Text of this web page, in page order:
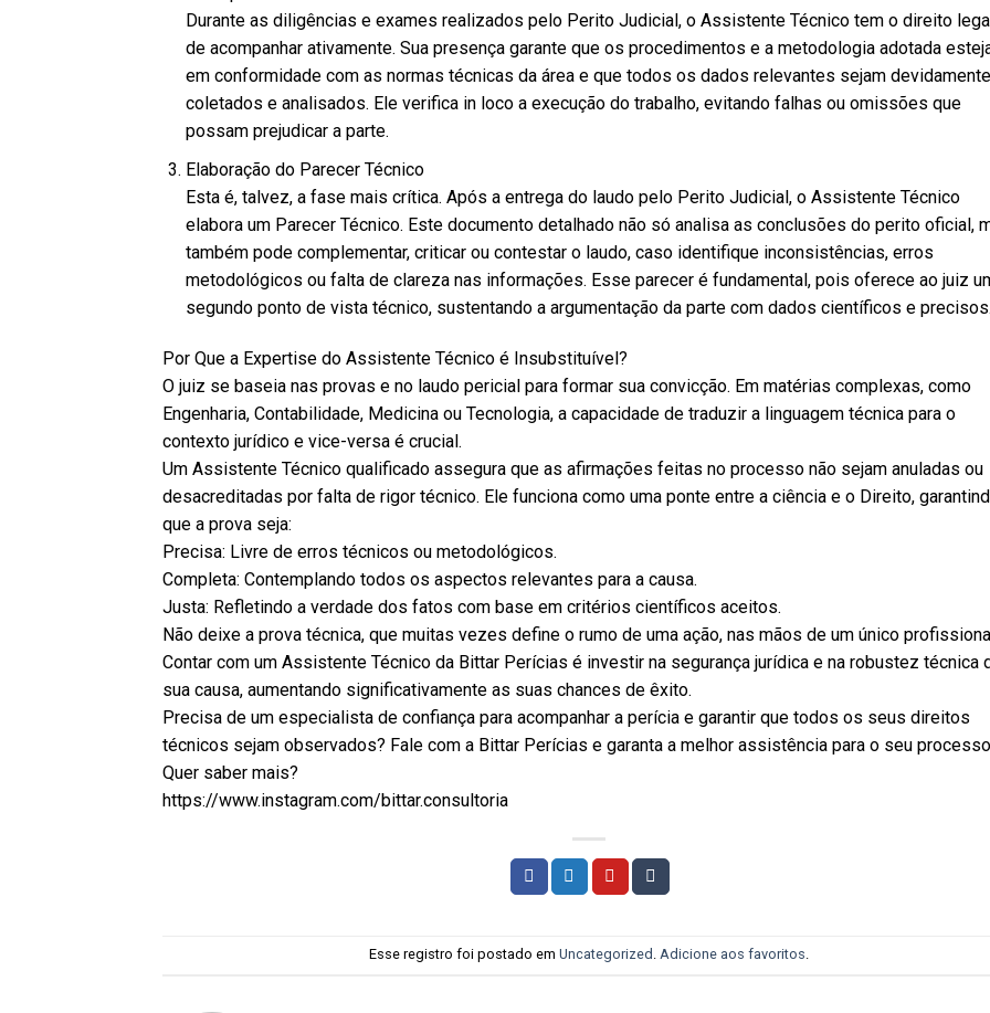
Durante as diligências e exames realizados pelo Perito Judicial, o Assistente Técnico tem o direito legal
de acompanhar ativamente. Sua presença garante que os procedimentos e a metodologia adotada
em conformidade com as normas técnicas da área e que todos os dados relevantes sejam devidamente
coletados e analisados. Ele verifica in loco a execução do trabalho, evitando falhas ou omissões que
possam prejudicar a parte.
Elaboração do Parecer Técnico
Esta é, talvez, a fase mais crítica. Após a entrega do laudo pelo Perito Judicial, o Assistente Técnico
elabora um Parecer Técnico. Este documento detalhado não só analisa as conclusões do perito oficial,
também pode complementar, criticar ou contestar o laudo, caso identifique inconsistências, erros
metodológicos ou falta de clareza nas informações. Esse parecer é fundamental, pois oferece ao juiz
segundo ponto de vista técnico, sustentando a argumentação da parte com dados científicos e precisos.
Por Que a Expertise do Assistente Técnico é Insubstituível?
O juiz se baseia nas provas e no laudo pericial para formar sua convicção. Em matérias complexas, como
Engenharia, Contabilidade, Medicina ou Tecnologia, a capacidade de traduzir a linguagem técnica para o
contexto jurídico e vice-versa é crucial.
Um Assistente Técnico qualificado assegura que as afirmações feitas no processo não sejam anuladas ou
desacreditadas por falta de rigor técnico. Ele funciona como uma ponte entre a ciência e o Direito,
que a prova seja:
Precisa: Livre de erros técnicos ou metodológicos.
Completa: Contemplando todos os aspectos relevantes para a causa.
Justa: Refletindo a verdade dos fatos com base em critérios científicos aceitos.
Não deixe a prova técnica, que muitas vezes define o rumo de uma ação, nas mãos de um único
Contar com um Assistente Técnico da Bittar Perícias é investir na segurança jurídica e na robustez técnica
sua causa, aumentando significativamente as suas chances de êxito.
Precisa de um especialista de confiança para acompanhar a perícia e garantir que todos os seus direitos
técnicos sejam observados? Fale com a Bittar Perícias e garanta a melhor assistência para o seu
Quer saber mais?
https://www.instagram.com/bittar.consultoria
Esse registro foi postado emUncategorized .Adicione aos favoritos.